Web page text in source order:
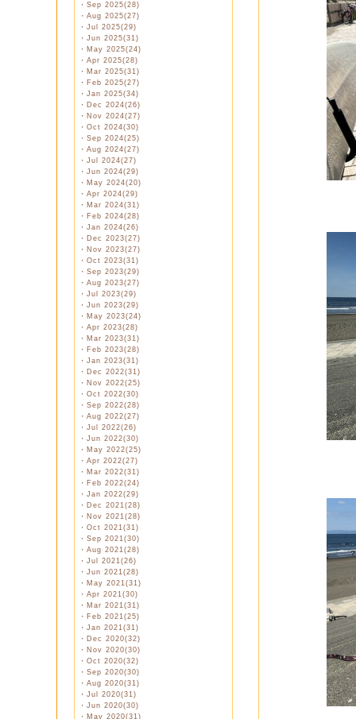
・ Sep 2025(28)
・ Aug 2025(27)
・ Jul 2025(29)
・ Jun 2025(31)
・ May 2025(24)
・ Apr 2025(28)
・ Mar 2025(31)
・ Feb 2025(27)
・ Jan 2025(34)
・ Dec 2024(26)
・ Nov 2024(27)
・ Oct 2024(30)
・ Sep 2024(25)
・ Aug 2024(27)
・ Jul 2024(27)
・ Jun 2024(29)
・ May 2024(20)
・ Apr 2024(29)
・ Mar 2024(31)
・ Feb 2024(28)
・ Jan 2024(26)
・ Dec 2023(27)
・ Nov 2023(27)
・ Oct 2023(31)
・ Sep 2023(29)
・ Aug 2023(27)
・ Jul 2023(29)
・ Jun 2023(29)
・ May 2023(24)
・ Apr 2023(28)
・ Mar 2023(31)
・ Feb 2023(28)
・ Jan 2023(31)
・ Dec 2022(31)
・ Nov 2022(25)
・ Oct 2022(30)
・ Sep 2022(28)
・ Aug 2022(27)
・ Jul 2022(26)
・ Jun 2022(30)
・ May 2022(25)
・ Apr 2022(27)
・ Mar 2022(31)
・ Feb 2022(24)
・ Jan 2022(29)
・ Dec 2021(28)
・ Nov 2021(28)
・ Oct 2021(31)
・ Sep 2021(30)
・ Aug 2021(28)
・ Jul 2021(26)
・ Jun 2021(28)
・ May 2021(31)
・ Apr 2021(30)
・ Mar 2021(31)
・ Feb 2021(25)
・ Jan 2021(31)
・ Dec 2020(32)
・ Nov 2020(30)
・ Oct 2020(32)
・ Sep 2020(30)
・ Aug 2020(31)
・ Jul 2020(31)
・ Jun 2020(30)
・ May 2020(31)